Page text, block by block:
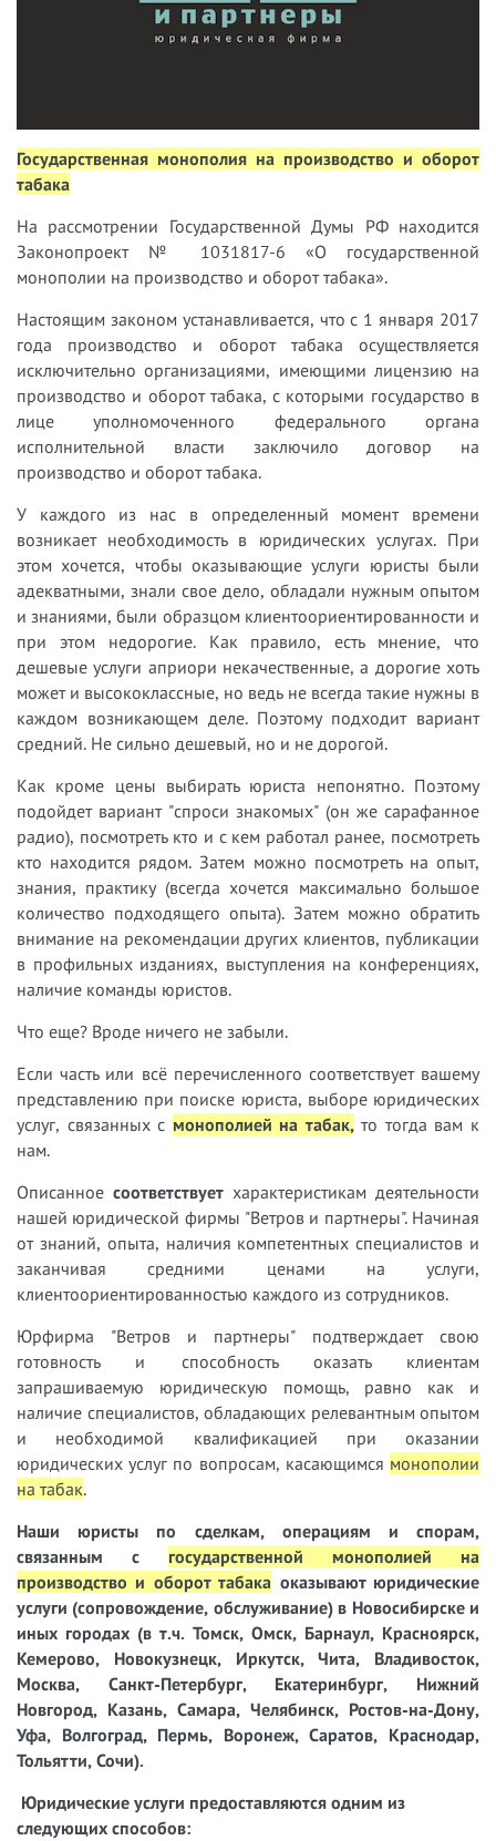
Государственная монополия на производство и оборот
табака
На рассмотрении Государственной Думы РФ находится
Законопроект № 1031817-6 «О государственной
монополии на производство и оборот табака».
Настоящим законом устанавливается, что с 1 января 2017
года производство и оборот табака осуществляется
исключительно организациями, имеющими лицензию на
производство и оборот табака, с которыми государство в
лице уполномоченного федерального органа
исполнительной власти заключило договор на
производство и оборот табака.
У каждого из нас в определенный момент времени
возникает необходимость в юридических услугах. При
этом хочется, чтобы оказывающие услуги юристы были
адекватными, знали свое дело, обладали нужным опытом
и знаниями, были образцом клиентоориентированности и
при этом недорогие. Как правило, есть мнение, что
дешевые услуги априори некачественные, а дорогие хоть
может и высококлассные, но ведь не всегда такие нужны в
каждом возникающем деле. Поэтому подходит вариант
средний. Не сильно дешевый, но и не дорогой.
Как кроме цены выбирать юриста непонятно. Поэтому
подойдет вариант "спроси знакомых" (он же сарафанное
радио), посмотреть кто и с кем работал ранее, посмотреть
кто находится рядом. Затем можно посмотреть на опыт,
знания, практику (всегда хочется максимально большое
количество подходящего опыта). Затем можно обратить
внимание на рекомендации других клиентов, публикации
в профильных изданиях, выступления на конференциях,
наличие команды юристов.
Что еще? Вроде ничего не забыли.
Если часть или всё перечисленного соответствует вашему
представлению при поиске юриста, выборе юридических
услуг, связанных с монополией на табак,то тогда вам к
нам.
Описанное соответствует характеристикам деятельности
нашей юридической фирмы "Ветров и партнеры". Начиная
от знаний, опыта, наличия компетентных специалистов и
заканчивая средними ценами на услуги,
клиентоориентированностью каждого из сотрудников.
Юрфирма "Ветров и партнеры" подтверждает свою
готовность и способность оказать клиентам
запрашиваемую юридическую помощь, равно как и
наличие специалистов, обладающих релевантным опытом
и необходимой квалификацией при оказании
юридических услуг по вопросам, касающимся монополии
на табак.
Наши юристы
по сделкам, операциям и спорам,
связанным с государственной монополией на
производство и оборот табака оказывают юридические
услуги (сопровождение, обслуживание) в Новосибирске и
иных городах (в т.ч. Томск, Омск, Барнаул, Красноярск,
Кемерово, Новокузнецк, Иркутск, Чита, Владивосток,
Москва, Санкт-Петербург, Екатеринбург, Нижний
Новгород, Казань, Самара, Челябинск, Ростов-на-Дону,
Уфа, Волгоград, Пермь, Воронеж, Саратов, Краснодар,
Тольятти, Сочи).
Юридические услуги предоставляются одним из
следующих способов: